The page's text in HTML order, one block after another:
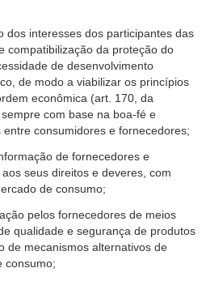
dos interesses dos participantes das
compatibilização da proteção do
de desenvolvimento
de modo a viabilizar os princípios
econômica (art. 170, da
com base na boa-fé e
consumidores e fornecedores;
de fornecedores e
seus direitos e deveres, com
de consumo;
pelos fornecedores de meios
qualidade e segurança de produtos
de mecanismos alternativos de
consumo;